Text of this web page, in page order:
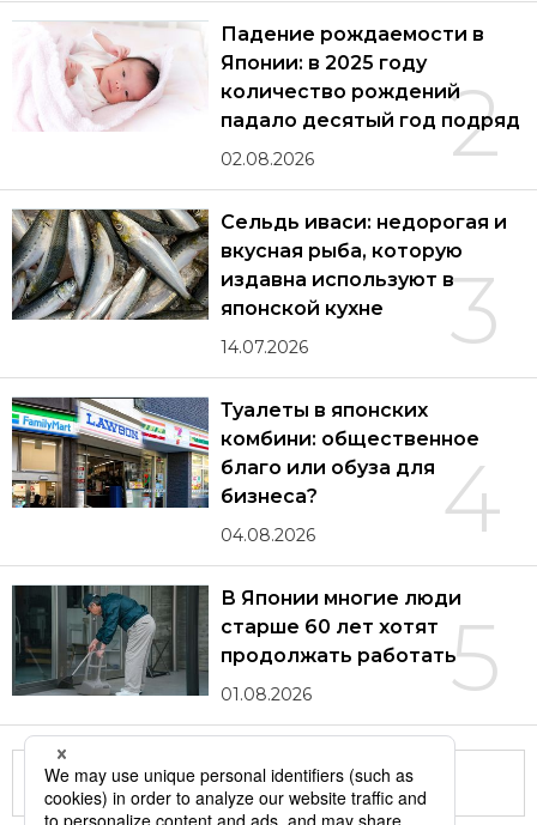
2
Падение рождаемости в
Японии: в 2025 году
количество рождений
падало десятый год подряд
02.08.2026
3
Сельдь иваси: недорогая и
вкусная рыба, которую
издавна используют в
японской кухне
14.07.2026
4
Туалеты в японских
комбини: общественное
благо или обуза для
бизнеса?
04.08.2026
5
В Японии многие люди
старше 60 лет хотят
продолжать работать
01.08.2026
Другие статьи по теме